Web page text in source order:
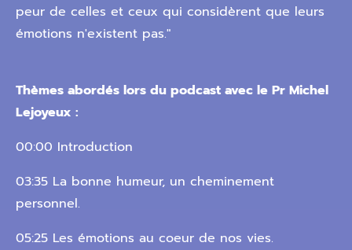
peur de celles et ceux qui considèrent que leurs
émotions n'existent pas."
Thèmes abordés lors du podcast avec le Pr Michel
Lejoyeux :
00:00 Introduction
03:35 La bonne humeur, un cheminement
personnel.
05:25 Les émotions au coeur de nos vies.